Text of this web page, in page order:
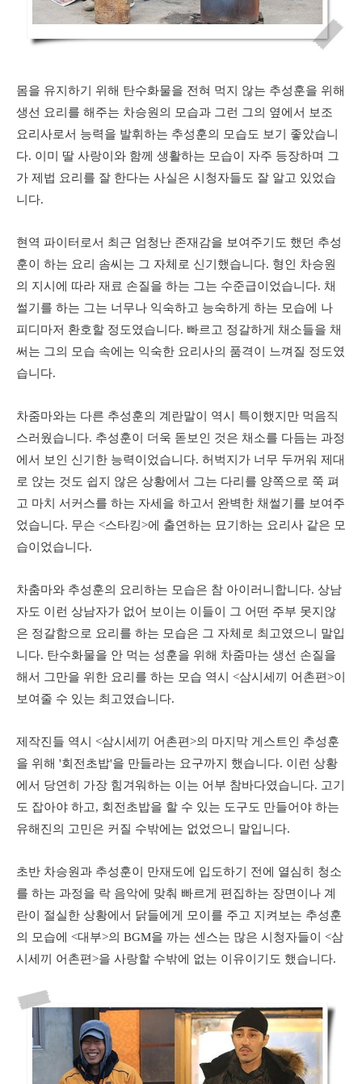
몸을 유지하기 위해 탄수화물을 전혀 먹지 않는 추성훈을 위해
생선 요리를 해주는 차승원의 모습과 그런 그의 옆에서 보조
요리사로서 능력을 발휘하는 추성훈의 모습도 보기 좋았습니
다. 이미 딸 사랑이와 함께 생활하는 모습이 자주 등장하며 그
가 제법 요리를 잘 한다는 사실은 시청자들도 잘 알고 있었습
니다.
현역 파이터로서 최근 엄청난 존재감을 보여주기도 했던 추성
훈이 하는 요리 솜씨는 그 자체로 신기했습니다. 형인 차승원
의 지시에 따라 재료 손질을 하는 그는 수준급이었습니다. 채
썰기를 하는 그는 너무나 익숙하고 능숙하게 하는 모습에 나
피디마저 환호할 정도였습니다. 빠르고 정갈하게 채소들을 채
써는 그의 모습 속에는 익숙한 요리사의 품격이 느껴질 정도였
습니다.
차줌마와는 다른 추성훈의 계란말이 역시 특이했지만 먹음직
스러웠습니다. 추성훈이 더욱 돋보인 것은 채소를 다듬는 과정
에서 보인 신기한 능력이었습니다. 허벅지가 너무 두꺼워 제대
로 앉는 것도 쉽지 않은 상황에서 그는 다리를 양쪽으로 쭉 펴
고 마치 서커스를 하는 자세을 하고서 완벽한 채썰기를 보여주
었습니다. 무슨 <스타킹>에 출연하는 묘기하는 요리사 같은 모
습이었습니다.
차춤마와 추성훈의 요리하는 모습은 참 아이러니합니다. 상남
자도 이런 상남자가 없어 보이는 이들이 그 어떤 주부 못지않
은 정갈함으로 요리를 하는 모습은 그 자체로 최고였으니 말입
니다. 탄수화물을 안 먹는 성훈을 위해 차줌마는 생선 손질을
해서 그만을 위한 요리를 하는 모습 역시 <삼시세끼 어촌편>이
보여줄 수 있는 최고였습니다.
제작진들 역시 <삼시세끼 어촌편>의 마지막 게스트인 추성훈
을 위해 '회전초밥'을 만들라는 요구까지 했습니다. 이런 상황
에서 당연히 가장 힘겨워하는 이는 어부 참바다였습니다. 고기
도 잡아야 하고, 회전초밥을 할 수 있는 도구도 만들어야 하는
유해진의 고민은 커질 수밖에는 없었으니 말입니다.
초반 차승원과 추성훈이 만재도에 입도하기 전에 열심히 청소
를 하는 과정을 락 음악에 맞춰 빠르게 편집하는 장면이나 계
란이 절실한 상황에서 닭들에게 모이를 주고 지켜보는 추성훈
의 모습에 <대부>의 BGM을 까는 센스는 많은 시청자들이 <삼
시세끼 어촌편>을 사랑할 수밖에 없는 이유이기도 했습니다.